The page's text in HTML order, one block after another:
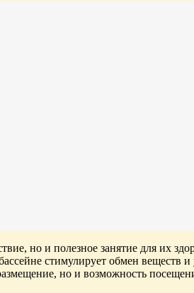
но и полезное занятие для их
стимулирует обмен веществ
но и возможность